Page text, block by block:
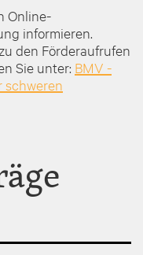
Online-
informieren.
den Förderaufrufen
Sie unter: BMV -